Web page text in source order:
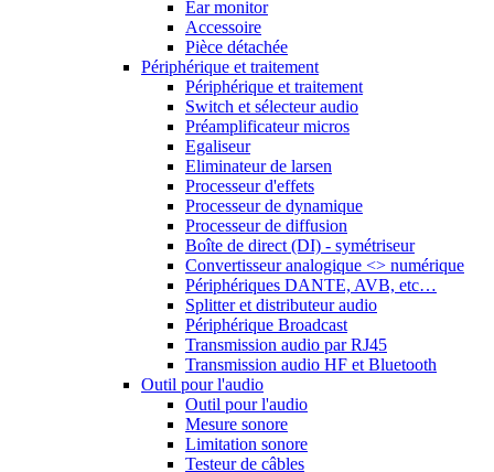
Ear monitor
Accessoire
Pièce détachée
Périphérique et traitement
Périphérique et traitement
Switch et sélecteur audio
Préamplificateur micros
Egaliseur
Eliminateur de larsen
Processeur d'effets
Processeur de dynamique
Processeur de diffusion
Boîte de direct (DI) - symétriseur
Convertisseur analogique <> numérique
Périphériques DANTE, AVB, etc…
Splitter et distributeur audio
Périphérique Broadcast
Transmission audio par RJ45
Transmission audio HF et Bluetooth
Outil pour l'audio
Outil pour l'audio
Mesure sonore
Limitation sonore
Testeur de câbles